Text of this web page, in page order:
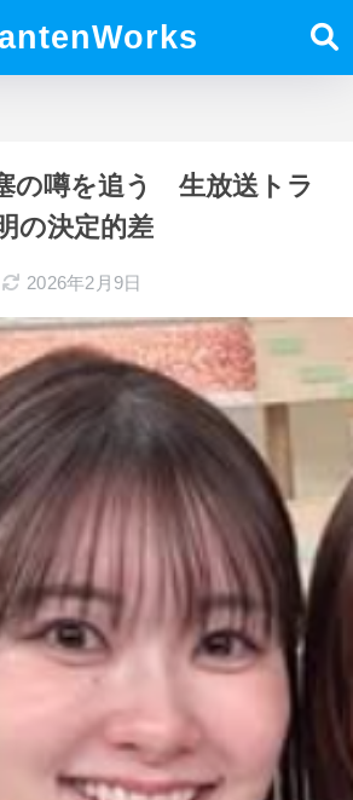
の噂を追う 生放送トラ
の決定的差
2026年2月9日